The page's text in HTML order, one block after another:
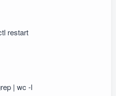
restart
| wc -l